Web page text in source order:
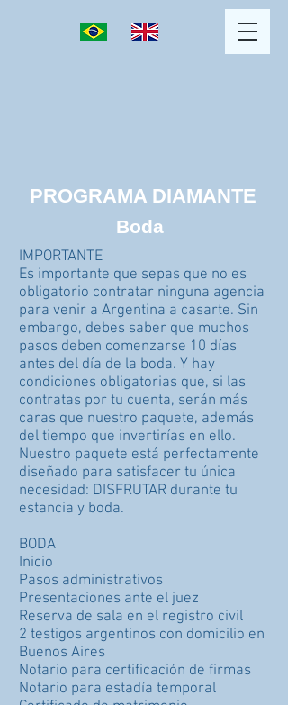
PROGRAMA DIAMANTE
Boda
IMPORTANTE
Es importante que sepas que no es
obligatorio contratar ninguna agencia
para venir a Argentina a casarte. Sin
embargo, debes saber que muchos
pasos deben comenzarse 10 días
antes del día de la boda. Y hay
condiciones obligatorias que, si las
contratas por tu cuenta, serán más
caras que nuestro paquete, además
del tiempo que invertirías en ello.
Nuestro paquete está perfectamente
diseñado para satisfacer tu única
necesidad: DISFRUTAR durante tu
estancia y boda.
BODA
Inicio
Pasos administrativos
Presentaciones ante el juez
Reserva de sala en el registro civil
2 testigos argentinos con domicilio en
Buenos Aires
Notario para certificación de firmas
Notario para estadía temporal